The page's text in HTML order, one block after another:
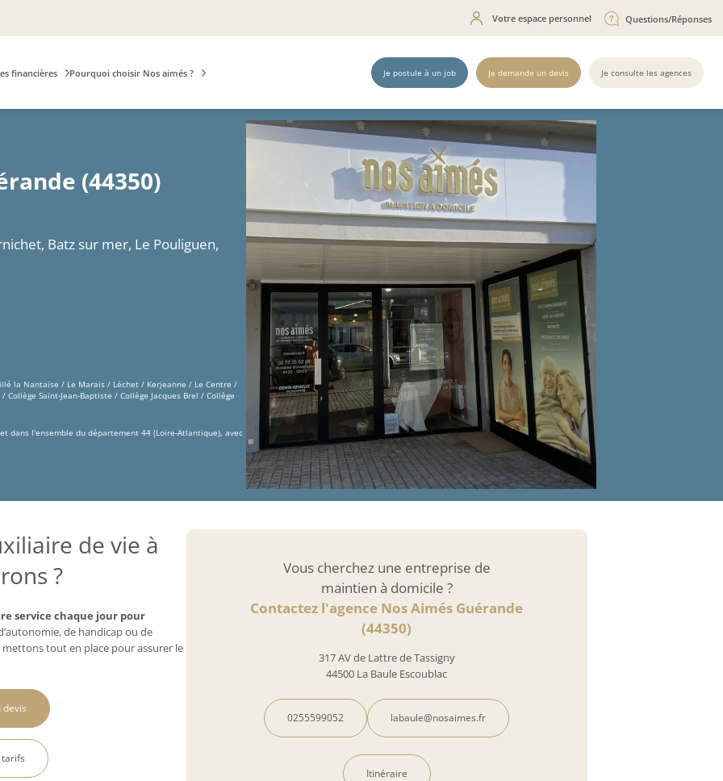
Votre espace personnel Questions/Réponses
financières Pourquoi choisir Nos aimés ? Je postule à un job Je demande un devis Je consulte les agences
(44350)
Batz sur mer, Le Pouliguen,
la Nantaise / Le Marais / Léchet / Kerjeanne / Le Centre /
Saint-Jean-Baptiste / Collège Jacques Brel / Collège
dans l'ensemble du département 44 (Loire-Atlantique), avec
de vie à
?
service chaque jour pour
de handicap ou de
tout en place pour assurer le
devis
tarifs
Vous cherchez une entreprise de
maintien à domicile ?
Contactez l'agence Nos Aimés Guérande
(44350)
317 AV de Lattre de Tassigny
44500 La Baule Escoublac
0255599052 labaule@nosaimes.fr
Itinéraire